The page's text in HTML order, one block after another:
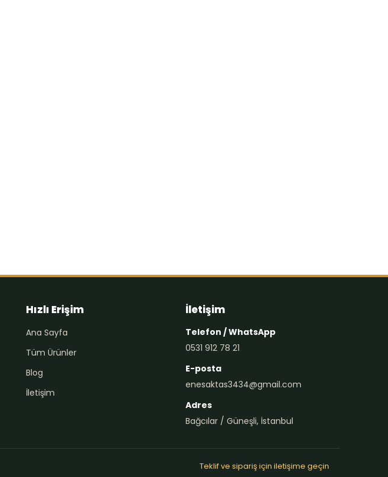
Hızlı Erişim
Ana Sayfa
Tüm Ürünler
Blog
İletişim
İletişim
Telefon / WhatsApp
0531 912 78 21
E-posta
enesaktas3434@gmail.com
Adres
Bağcılar / Güneşli, İstanbul
Teklif ve sipariş için iletişime geçin